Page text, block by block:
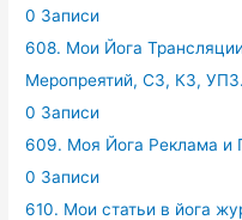
0 Записи
608. Мои Йога
Меропреятий, СЗ, КЗ, УПЗ.
0 Записи
609. Моя Йога Реклама и
0 Записи
610. Мои статьи в йога